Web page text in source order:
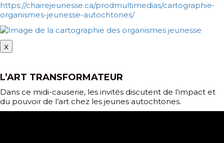
https://chairejeunesse.ca/prodmultimedias/cartographie-
organismes-jeunesse-autochtones/
x
L’ART TRANSFORMATEUR
Dans ce midi-causerie, les invités discutent de l’impact et
du pouvoir de l’art chez les jeunes autochtones.